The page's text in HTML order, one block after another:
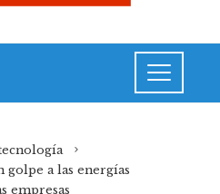
golpe a las energías
empresas